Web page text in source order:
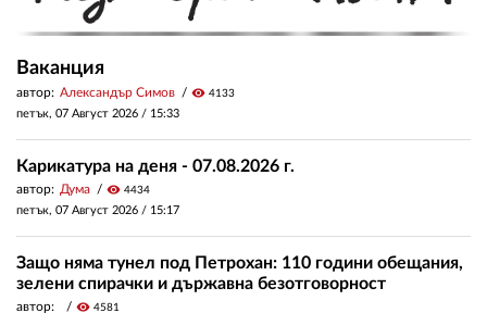
Ваканция
автор: Александър Симов visibility 4133
петък, 07 Август 2026 / 15:33
Карикатура на деня - 07.08.2026 г.
автор: Дума visibility 4434
петък, 07 Август 2026 / 15:17
Защо няма тунел под Петрохан: 110 години обещания,
зелени спирачки и държавна безотговорност
автор: visibility 4581